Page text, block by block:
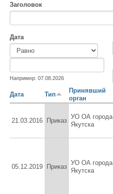
Заголовок
Дата
Например: 07.08.2026
Дата Тип
Принявший
орган
21.03.2016 Приказ
УО ОА города
Якутска
05.12.2019 Приказ
УО ОА города
Якутска